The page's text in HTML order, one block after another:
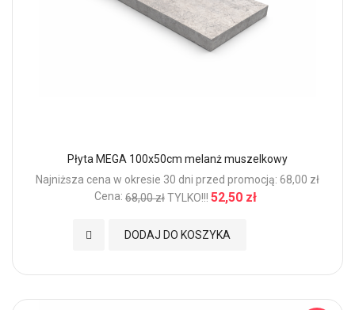
Płyta MEGA 100x50cm melanż muszelkowy
Najniższa cena w okresie 30 dni przed promocją: 68,00 zł
Cena: 68,00 złTYLKO!!! 52,50 zł
DODAJ DO KOSZYKA
Dodaj do Ulubionych